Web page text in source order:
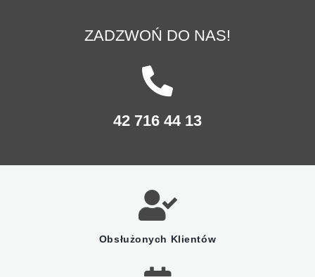
ZADZWOŃ DO NAS!
42 716 44 13
Obsłużonych Klientów